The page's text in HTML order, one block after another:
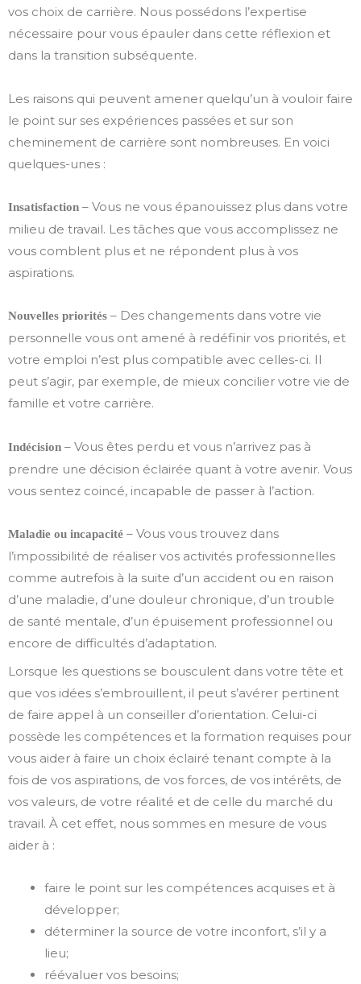
vos choix de carrière. Nous possédons l’expertise
nécessaire pour vous épauler dans cette réflexion et
dans la transition subséquente.
Les raisons qui peuvent amener quelqu’un à vouloir faire
le point sur ses expériences passées et sur son
cheminement de carrière sont nombreuses. En voici
quelques-unes :
Insatisfaction – Vous ne vous épanouissez plus dans votre
milieu de travail. Les tâches que vous accomplissez ne
vous comblent plus et ne répondent plus à vos
aspirations.
Nouvelles priorités – Des changements dans votre vie
personnelle vous ont amené à redéfinir vos priorités, et
votre emploi n’est plus compatible avec celles-ci. Il
peut s’agir, par exemple, de mieux concilier votre vie de
famille et votre carrière.
Indécision – Vous êtes perdu et vous n’arrivez pas à
prendre une décision éclairée quant à votre avenir. Vous
vous sentez coincé, incapable de passer à l’action.
Maladie ou incapacité – Vous vous trouvez dans
l’impossibilité de réaliser vos activités professionnelles
comme autrefois à la suite d’un accident ou en raison
d’une maladie, d’une douleur chronique, d’un trouble
de santé mentale, d’un épuisement professionnel ou
encore de difficultés d’adaptation.
Lorsque les questions se bousculent dans votre tête et
que vos idées s’embrouillent, il peut s’avérer pertinent
de faire appel à un conseiller d’orientation. Celui-ci
possède les compétences et la formation requises pour
vous aider à faire un choix éclairé tenant compte à la
fois de vos aspirations, de vos forces, de vos intérêts, de
vos valeurs, de votre réalité et de celle du marché du
travail. À cet effet, nous sommes en mesure de vous
aider à :
faire le point sur les compétences acquises et à
développer;
déterminer la source de votre inconfort, s’il y a
lieu;
réévaluer vos besoins;